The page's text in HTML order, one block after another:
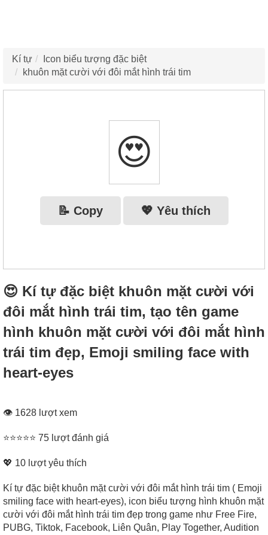
Kí tự
Icon biểu tượng đặc biệt
khuôn mặt cười với đôi mắt hình trái tim
😍
📝 Copy 💖 Yêu thích
😍 Kí tự đặc biệt khuôn mặt cười với
đôi mắt hình trái tim, tạo tên game
hình khuôn mặt cười với đôi mắt hình
trái tim đẹp, Emoji smiling face with
heart-eyes
👁 1628 lượt xem
⭐⭐⭐⭐⭐ 75 lượt đánh giá
💖 10 lượt yêu thích
Kí tự đặc biệt khuôn mặt cười với đôi mắt hình trái tim ( Emoji
smiling face with heart-eyes), icon biểu tượng hình khuôn mặt
cười với đôi mắt hình trái tim đẹp trong game như Free Fire,
PUBG, Tiktok, Facebook, Liên Quân, Play Together, Audition